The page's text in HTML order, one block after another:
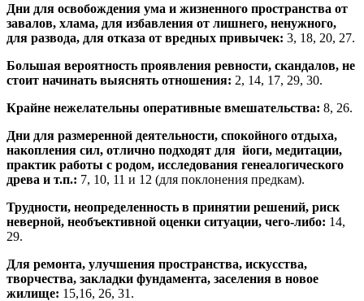
Дни для освобождения ума и жизненного пространства от
завалов, хлама, для избавления от лишнего, ненужного,
для развода, для отказа от вредных привычек: 3, 18, 20, 27.
Большая вероятность проявления ревности, скандалов, не
стоит начинать выяснять отношения: 2, 14, 17, 29, 30.
Крайне нежелательны оперативные вмешательства: 8, 26.
Дни для размеренной деятельности, спокойного отдыха,
накопления сил, отлично подходят для йоги, медитации,
практик работы с родом, исследования генеалогического
древа и т.п.: 7, 10, 11 и 12 (для поклонения предкам).
Трудности, неопределенность в принятии решений, риск
неверной, необъективной оценки ситуации, чего-либо: 14,
29.
Для ремонта, улучшения пространства, искусства,
творчества, закладки фундамента, заселения в новое
жилище: 15,16, 26, 31.